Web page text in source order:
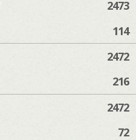
2473
114
2472
216
2472
72